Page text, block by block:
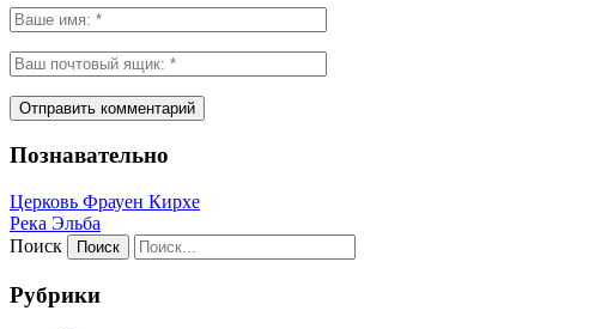
Познавательно
Церковь Фрауен Кирхе
Река Эльба
Поиск
Рубрики